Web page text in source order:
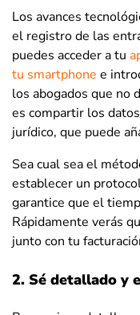
Los avances
el registro de las
puedes acceder a tu
tu smartphone e
los abogados que no
es compartir los
jurídico, que puede
Sea cual sea el
establecer un
garantice que el
Rápidamente verás
junto con tu
2. Sé detallado y